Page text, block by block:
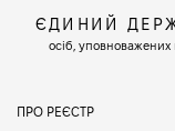
ЄДИНИЙ
осіб,
ПРО РЕЄСТР